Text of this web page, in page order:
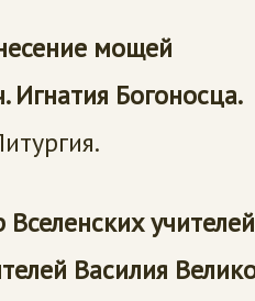
мощей
Игнатия Богоносца.
Василия